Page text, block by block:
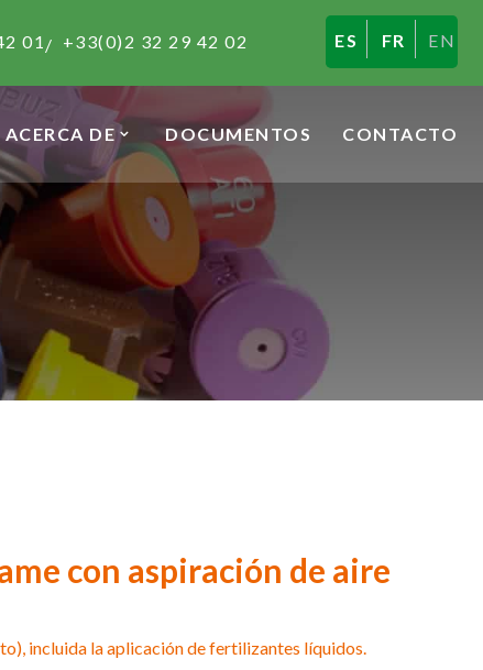
01 / +33(0)2 32 29 42 02 ES FR EN
ACERCA DE DOCUMENTOS CONTACTO
con aspiración de aire
incluida la aplicación de fertilizantes líquidos.